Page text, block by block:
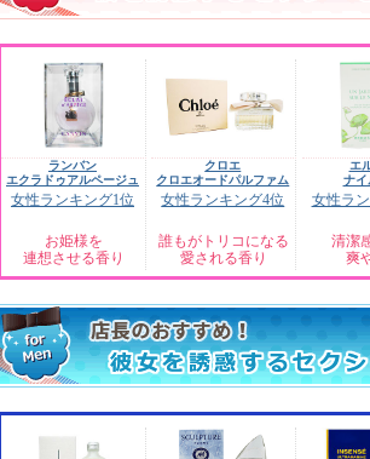
ランバン
エクラドゥアルページュ
女性ランキング1位
お姫様を
連想させる香り
クロエ
クロエオードパルファム
女性ランキング4位
誰もがトリコになる
愛される香り
エ
ナイ
女性ラ
清潔
爽